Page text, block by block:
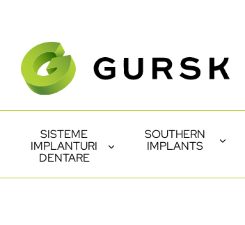
SISTEME
IMPLANTURI
DENTARE
SOUTHERN
IMPLANTS